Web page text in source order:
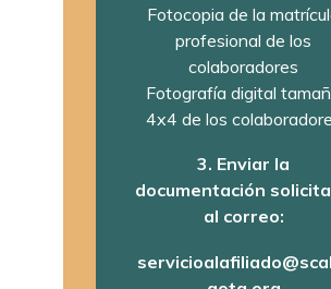
Fotocopia de la
profesional de los
colaboradores
Fotografía digital
4x4 de los
3. Enviar la
documentación
al correo: